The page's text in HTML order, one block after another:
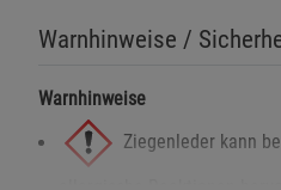
Warnhinweise /
Warnhinweise
Ziegenleder kann